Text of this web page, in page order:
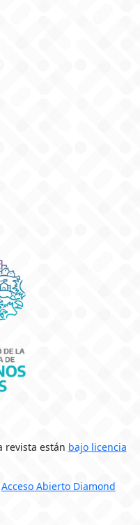
revista están bajo licencia
Acceso Abierto Diamond